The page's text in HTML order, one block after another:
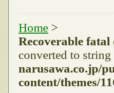
Home >
Recoverable
converted to
narusawa.co.jp/
content/themes/